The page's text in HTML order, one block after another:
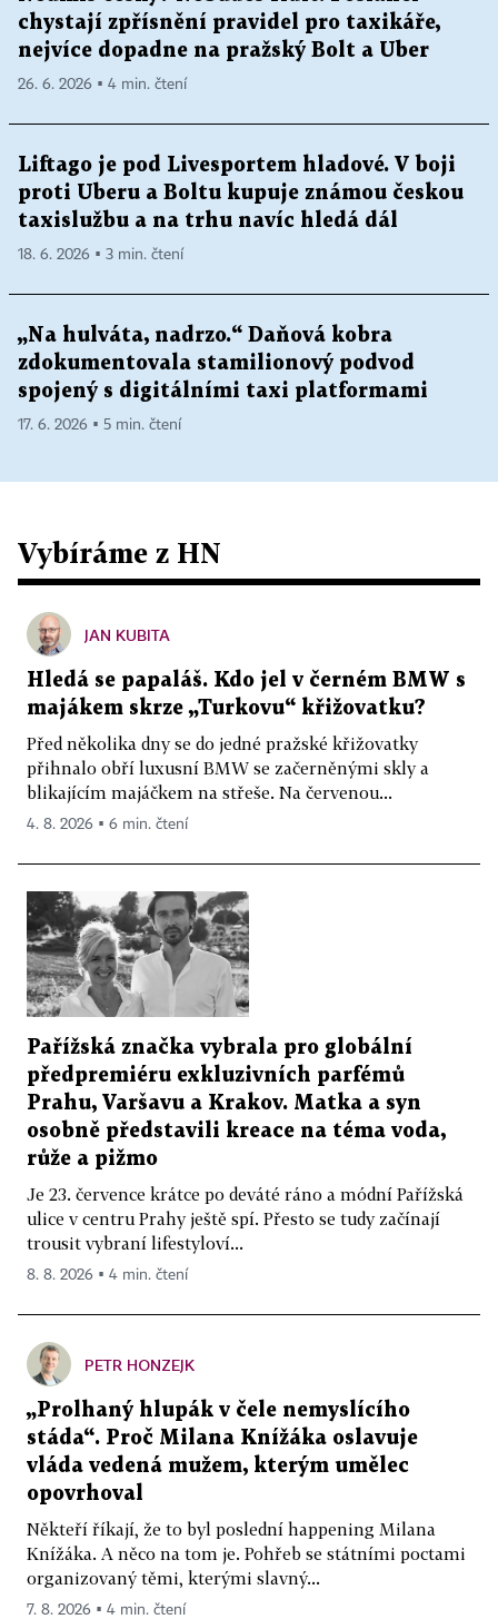
chystají zpřísnění pravidel pro taxikáře,
nejvíce dopadne na pražský Bolt a Uber
26. 6. 2026 ▪ 4 min. čtení
Liftago je pod Livesportem hladové. V boji
proti Uberu a Boltu kupuje známou českou
taxislužbu a na trhu navíc hledá dál
18. 6. 2026 ▪ 3 min. čtení
„Na hulváta, nadrzo.“ Daňová kobra
zdokumentovala stamilionový podvod
spojený s digitálními taxi platformami
17. 6. 2026 ▪ 5 min. čtení
Vybíráme z HN
JAN KUBITA
Hledá se papaláš. Kdo jel v černém BMW s
majákem skrze „Turkovu“ křižovatku?
Před několika dny se do jedné pražské křižovatky
přihnalo obří luxusní BMW se začerněnými skly a
blikajícím majáčkem na střeše. Na červenou...
4. 8. 2026 ▪ 6 min. čtení
Pařížská značka vybrala pro globální
předpremiéru exkluzivních parfémů
Prahu, Varšavu a Krakov. Matka a syn
osobně představili kreace na téma voda,
růže a pižmo
Je 23. července krátce po deváté ráno a módní Pařížská
ulice v centru Prahy ještě spí. Přesto se tudy začínají
trousit vybraní lifestyloví...
8. 8. 2026 ▪ 4 min. čtení
PETR HONZEJK
„Prolhaný hlupák v čele nemyslícího
stáda“. Proč Milana Knížáka oslavuje
vláda vedená mužem, kterým umělec
opovrhoval
Někteří říkají, že to byl poslední happening Milana
Knížáka. A něco na tom je. Pohřeb se státními poctami
organizovaný těmi, kterými slavný...
7. 8. 2026 ▪ 4 min. čtení